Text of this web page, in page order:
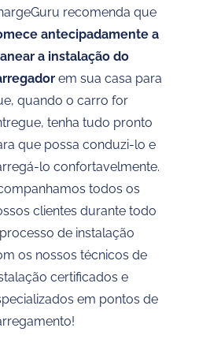
recomenda que
antecipadamente a
a instalação do
em sua casa para
quando o carro for
tenha tudo pronto
que possa conduzi-lo e
lo confortavelmente.
todos os
clientes durante todo
de instalação
os nossos técnicos de
certificados e
em pontos de